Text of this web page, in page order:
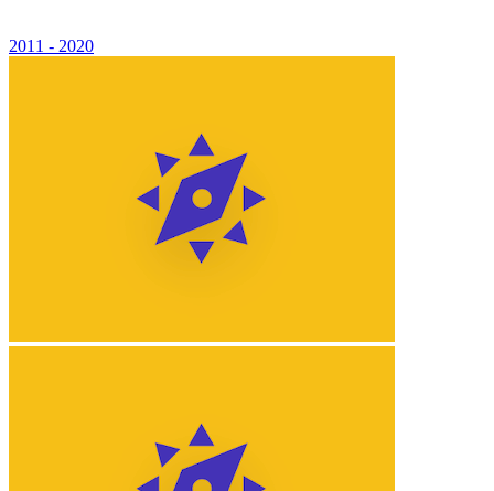
2011 - 2020